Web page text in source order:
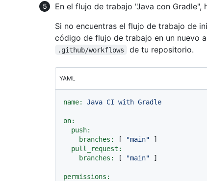
En el flujo de trabajo "Java con Gradle",
Si no encuentras el flujo de trabajo de
código de flujo de trabajo en un nuevo
.github/workflows de tu repositorio.
YAML
name: Java CI with Gradle
on:
push:
branches:
[ "main" ]
pull_request:
branches:
[ "main" ]
permissions: